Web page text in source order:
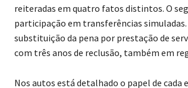
reiteradas em quatro fatos distintos. O
participação em transferências
substituição da pena por prestação de
com três anos de reclusão, também em
Nos autos está detalhado o papel de